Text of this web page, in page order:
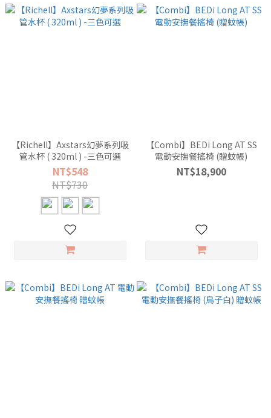
【Richell】Axstars幻夢系列吸
管水杯 ( 320ml ) -三色可選
NT$548
NT$730
【Combi】BEDi Long AT SS
電動安撫餐搖椅 (贈蚊帳)
NT$18,900